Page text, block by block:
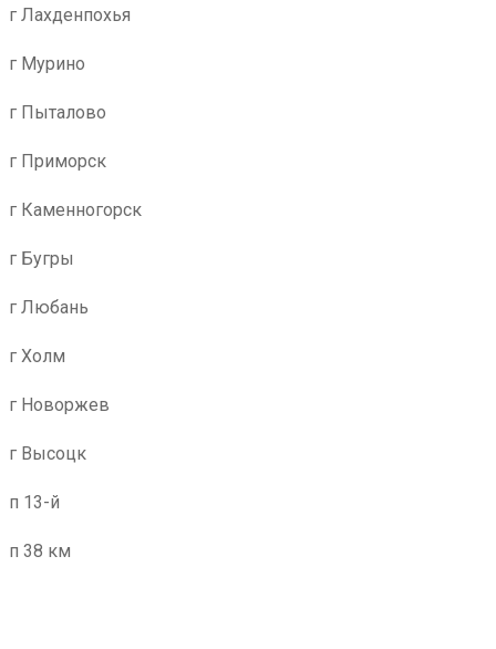
г Лахденпохья
г Мурино
г Пыталово
г Приморск
г Каменногорск
г Бугры
г Любань
г Холм
г Новоржев
г Высоцк
п 13-й
п 38 км